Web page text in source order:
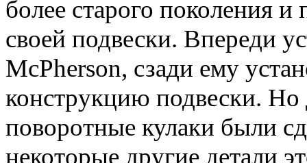
более старого поколения
своей подвески. Впереди
McPherson, сзади ему
конструкцию подвески. Но
поворотные кулаки были
некоторые другие детали